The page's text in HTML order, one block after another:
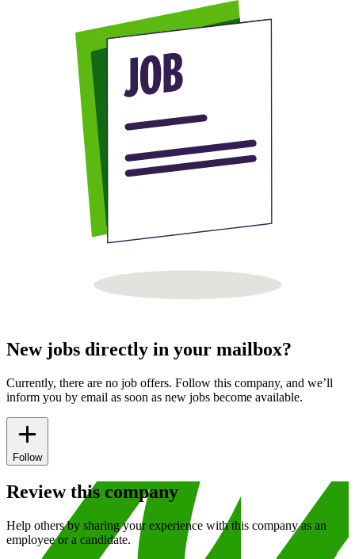
New jobs directly in your mailbox?
Currently, there are no job offers. Follow this company, and we’ll
inform you by email as soon as new jobs become available.
Follow
Review this company
Help others by sharing your experience with this company as an
employee or a candidate.